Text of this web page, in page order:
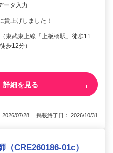
ータ入力 …
上げしました！
東武東上線「上板橋駅」徒歩11
歩12分）
詳細を見る
2026/07/28 掲載終了日： 2026/10/31
CRE260186-01c）